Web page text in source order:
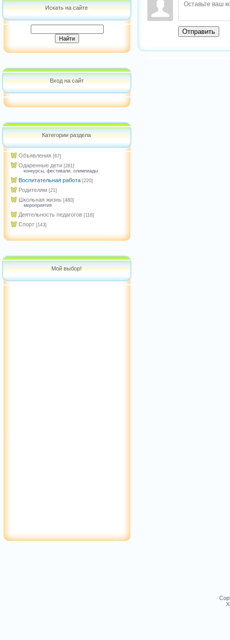
Искать на сайте
Вход на сайт
Категории раздела
Объявления [67]
Одаренные дети [281]
конкурсы, фестивали, олимпиады
Воспитательная работа [220]
Родителям [21]
Школьная жизнь [480]
мероприятия
Деятельность педагогов [116]
Спорт [143]
Мой выбор!
Отправить